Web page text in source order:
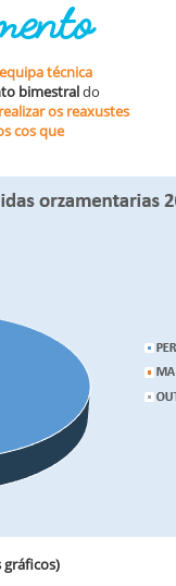
equipa técnica
bimestraldo
os reaxustes
cos que